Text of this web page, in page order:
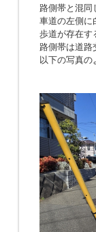
路側帯と混同
車道の左側に
歩道が存在す
路側帯は道路
以下の写真の